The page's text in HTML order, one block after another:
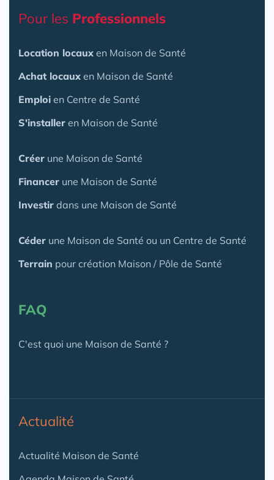
Pour les Professionnels
Location locaux en Maison de Santé
Achat locaux en Maison de Santé
Emploi en Centre de Santé
S'installer en Maison de Santé
Créer une Maison de Santé
Financer une Maison de Santé
Investir dans une Maison de Santé
Céder une Maison de Santé ou un Centre de Santé
Terrain pour création Maison / Pôle de Santé
FAQ
C'est quoi une Maison de Santé ?
Actualité
Actualité Maison de Santé